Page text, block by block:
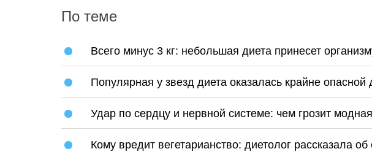
По теме
Всего минус 3 кг: небольшая диета принесет
Популярная у звезд диета оказалась крайне опасной
Удар по сердцу и нервной системе: чем грозит
Кому вредит вегетарианство: диетолог рассказала